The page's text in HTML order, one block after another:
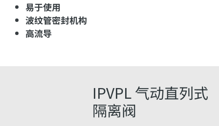
易于使用
波纹管密封机构
高流导
IPVPL 气动直列式
隔离阀